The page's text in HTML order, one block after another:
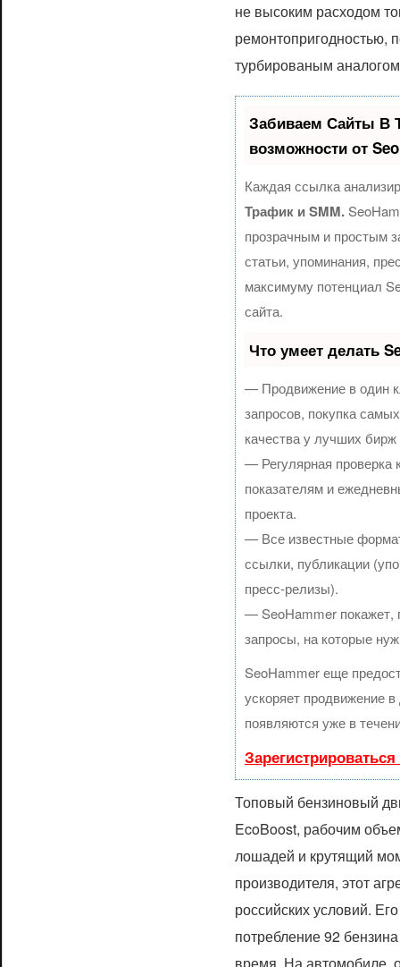
не высоким расходом
турбированым
Забиваем Сайты
возможности от
Каждая ссылка
Трафик и SMM.
прозрачным и простым
статьи, упоминания,
максимуму потенциал
сайта.
Что умеет делать
— Продвижение в один
запросов, покупка
качества у лучших
— Регулярная проверка
показателям и
проекта.
— Все известные
ссылки, публикации
пресс-релизы).
— SeoHammer покажет,
запросы, на которые
SeoHammer еще
ускоряет продвижение
появляются уже в
Топовый бензиновый
EcoBoost, рабочим
лошадей и крутящий
производителя, этот
российских условий.
потребление 92